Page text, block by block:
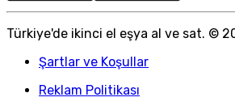
Türkiye'de ikinci el eşya al ve sat. ©
Şartlar ve Koşullar
Reklam Politikası